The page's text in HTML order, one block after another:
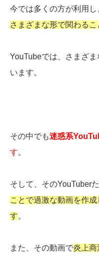
今では多くの方が利用し
さまざまな形で関わる
YouTubeでは、さまざ
います。
その中でも迷惑系
す。
そして、そのYouTuberた
ことで過激な動画を作
す。
また、その動画で炎上商